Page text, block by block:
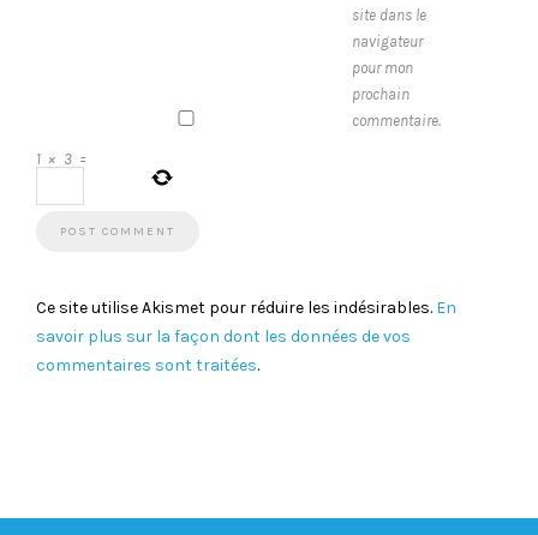
site dans le
navigateur
pour mon
prochain
commentaire.
1 × 3 =
Ce site utilise Akismet pour réduire les indésirables. En
savoir plus sur la façon dont les données de vos
commentaires sont traitées.